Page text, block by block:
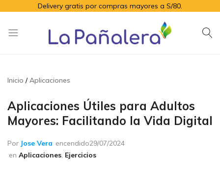
Delivery gratis por compras mayores a S/80.
para
adulto
mayor
Inicio Aplicaciones
Aplicaciones Útiles para Adultos
Mayores: Facilitando la Vida Digital
Por Jose Vera encendido29/07/2024
en Aplicaciones, Ejercicios